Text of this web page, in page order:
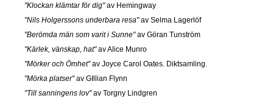
"Klockan klämtar för dig"av Hemingway
"Nils Holgerssons underbara resa"av Selma Lagerlöf
"Berömda män som varit i Sunne"av Göran Tunström
"Kärlek, vänskap, hat"av Alice Munro
"Mörker och Ömhet"av Joyce Carol Oates. Diktsamling.
"Mörka platser"av GIllian Flynn
"Till sanningens lov"av Torgny Lindgren